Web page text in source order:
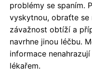
problémy se spaním.
vyskytnou, obraťte se
závažnost obtíží a
navrhne jinou léčbu.
informace
lékařem.